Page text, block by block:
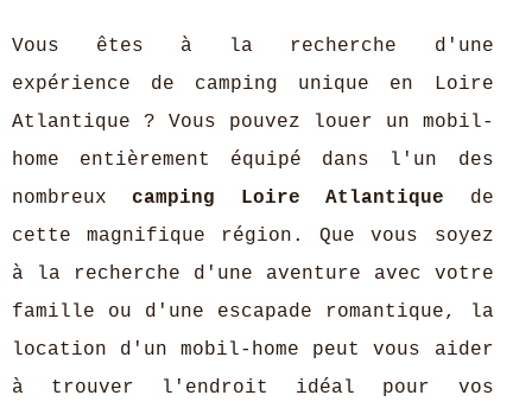
Vous êtes à la recherche d'une
expérience de camping unique en Loire
Atlantique ? Vous pouvez louer un mobil-
home entièrement équipé dans l'un des
nombreuxcamping Loire Atlantique de
cette magnifique région. Que vous soyez
à la recherche d'une aventure avec votre
famille ou d'une escapade romantique, la
location d'un mobil-home peut vous aider
à trouver l'endroit idéal pour vos